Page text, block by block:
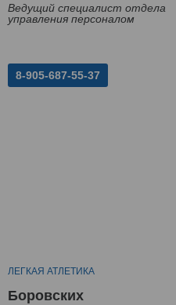
Ведущий специалист отдела
управления персоналом
8-905-687-55-37
ЛЕГКАЯ АТЛЕТИКА
Боровских